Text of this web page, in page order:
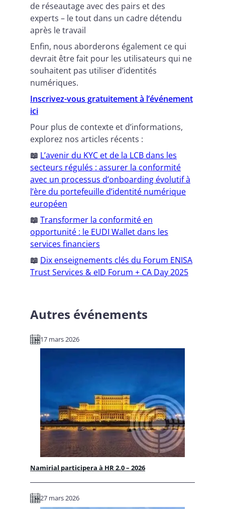
de réseautage avec des pairs et des
experts – le tout dans un cadre détendu
après le travail
Enfin, nous aborderons également ce qui
devrait être fait pour les utilisateurs qui ne
souhaitent pas utiliser d’identités
numériques.
Inscrivez-vous gratuitement à l’événement
ici
Pour plus de contexte et d’informations,
explorez nos articles récents :
📖 L’avenir du KYC et de la LCB dans les
secteurs régulés : assurer la conformité
avec un processus d’onboarding évolutif à
l’ère du portefeuille d’identité numérique
européen
📖 Transformer la conformité en
opportunité : le EUDI Wallet dans les
services financiers
📖 Dix enseignements clés du Forum ENISA
Trust Services & eID Forum + CA Day 2025
Autres événements
17 mars 2026
Namirial participera à HR 2.0 – 2026
27 mars 2026